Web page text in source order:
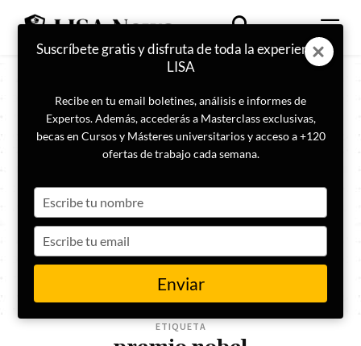
ETIQUETA
Suscríbete gratis y disfruta de toda la experiencia
LISA
Recibe en tu email boletines, análisis e informes de
Expertos. Además, accederás a Masterclass exclusivas,
becas en Cursos y Másteres universitarios y acceso a +120
ofertas de trabajo cada semana.
your
name
your
email
Enviar